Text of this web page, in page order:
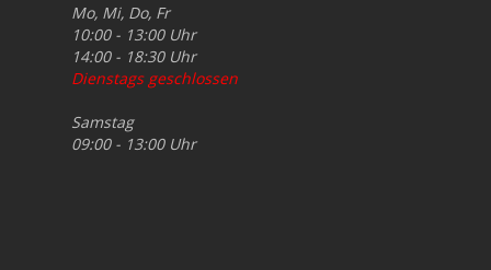
Mo, Mi, Do, Fr
10:00 - 13:00 Uhr
14:00 - 18:30 Uhr
Dienstags geschlossen
Samstag
09:00 - 13:00 Uhr